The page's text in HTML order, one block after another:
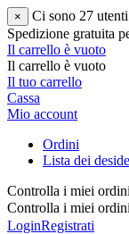
×
Ci sono 27
Spedizione gratuita
Il carrello è vuoto
Il carrello è vuoto
Il tuo carrello
Cassa
Mio account
Ordini
Lista dei
Controlla i miei ordini
Controlla i miei ordini
LoginRegistrati